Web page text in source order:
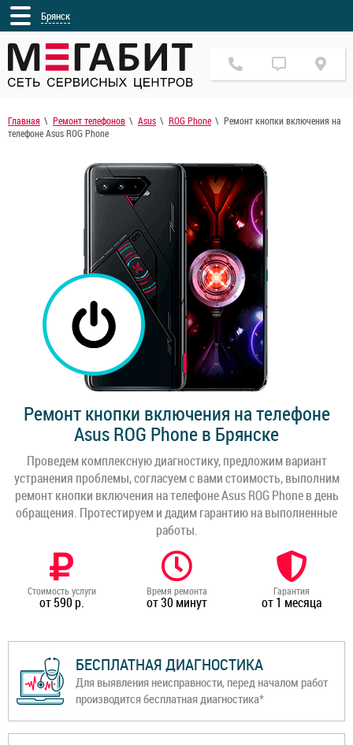
Брянск
Главная Ремонт телефонов Asus ROG Phone
Ремонт кнопки включения на
телефоне Asus ROG Phone
Ремонт кнопки включения на телефоне
Asus ROG Phone в Брянске
Проведем комплексную диагностику, предложим вариант
устранения проблемы, согласуем с вами стоимость, выполним
ремонт кнопки включения на телефоне Asus ROG Phone в день
обращения. Протестируем и дадим гарантию на выполненные
работы.
Стоимость услуги
от 590 р.
Время ремонта
от 30 минут
Гарантия
от 1 месяца
БЕСПЛАТНАЯ ДИАГНОСТИКА
Для выявления неисправности, перед началом работ
производится бесплатная диагностика*